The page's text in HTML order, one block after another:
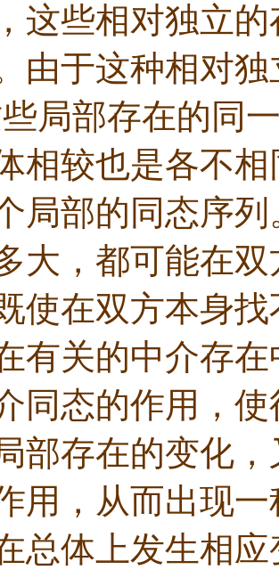
这些相对独立
由于这种相对
局部存在的同
相较也是各不
局部的同态序
大，都可能在
使在双方本身
有关的中介存
同态的作用，
部存在的变化
用，从而出现
总体上发生相